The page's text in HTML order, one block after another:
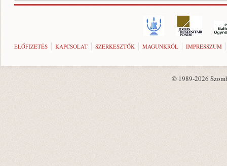
ELŐFIZETÉS KAPCSOLAT SZERKESZTŐK MAGUNKRÓL IMPRESSZUM
© 1989-2026